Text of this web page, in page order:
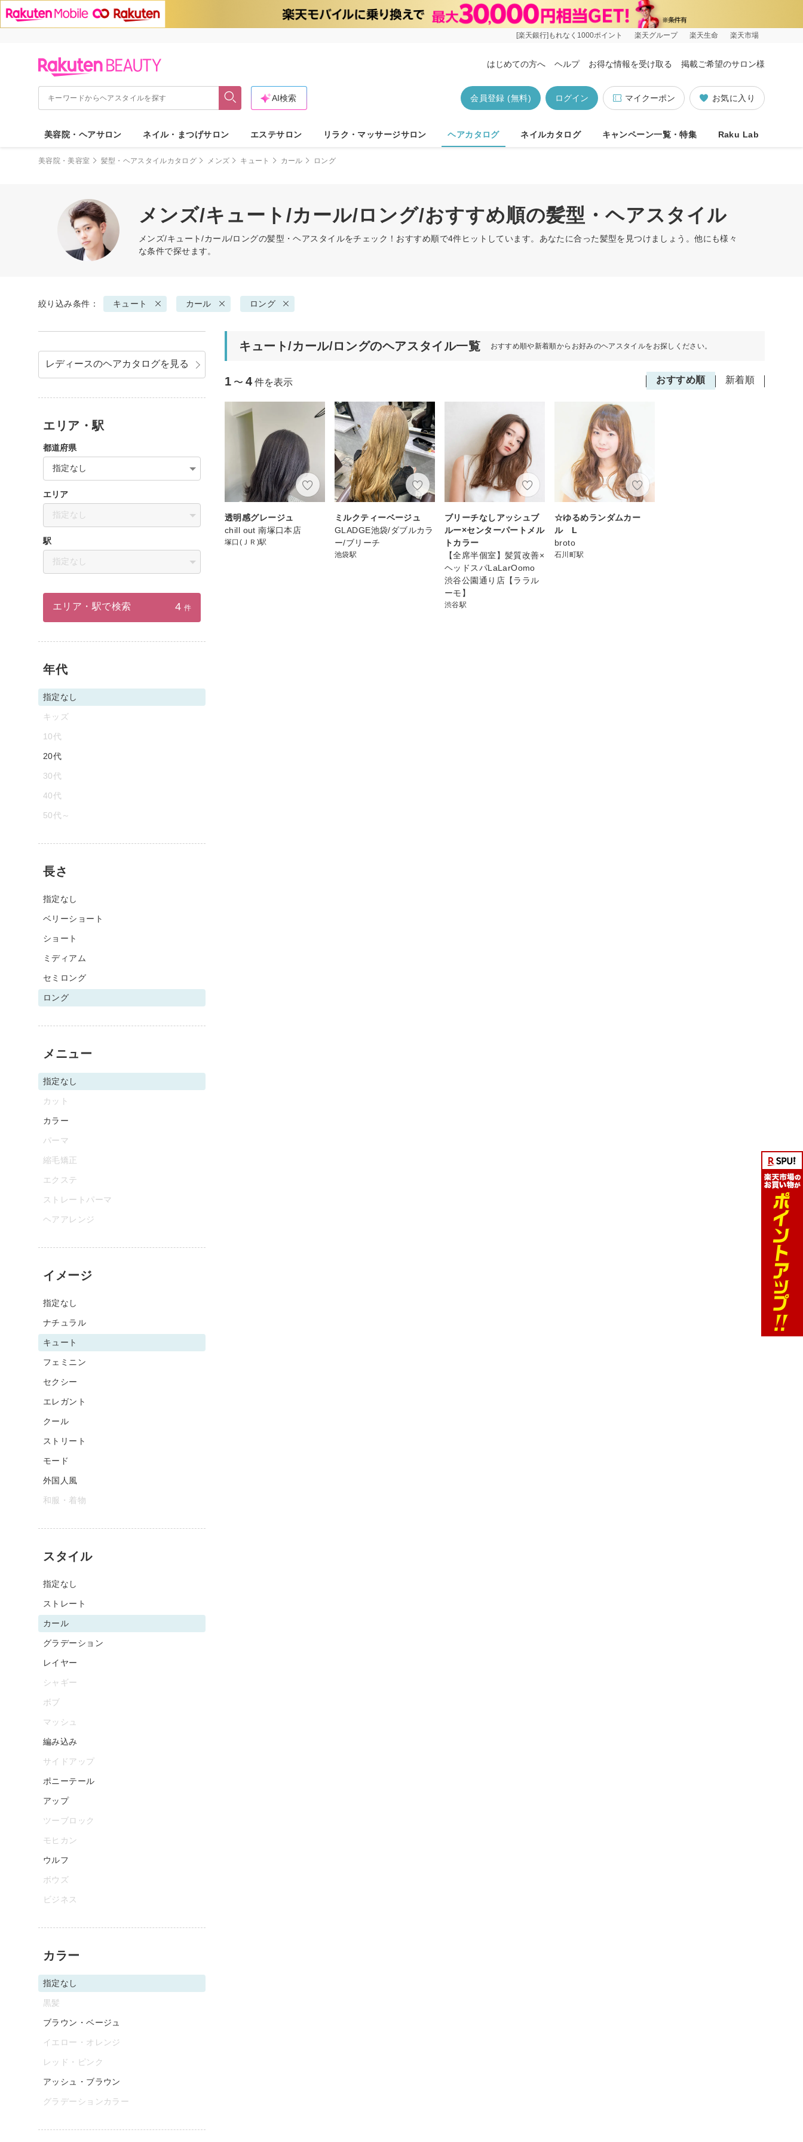
[楽天銀行]もれなく1000ポイント 楽天グループ 楽天生命 楽天市場
はじめての方へ ヘルプ お得な情報を受け取る 掲載ご希望のサロン様
お気に入り
マイクーポン
ログイン
会員登録 (無料)
AI検索
美容院・ヘアサロン ネイル・まつげサロン エステサロン リラク・マッサージサロン ヘアカタログ ネイルカタログ キャンペーン一覧・特集 Raku Lab
美容院・美容室 髪型・ヘアスタイルカタログ メンズ キュート カール ロング
メンズ/キュート/カール/ロング/おすすめ順の髪型・ヘアスタイル
メンズ/キュート/カール/ロングの髪型・ヘアスタイルをチェック！おすすめ順で4件ヒットしています。あなたに合った髪型を見つけましょう。他にも様々
な条件で探せます。
絞り込み条件： キュート カール ロング
キュート/カール/ロングのヘアスタイル一覧 おすすめ順や新着順からお好みのヘアスタイルをお探しください。
おすすめ順 新着順
1 〜 4 件を表示
透明感グレージュ
chill out 南塚口本店
塚口(ＪＲ)駅
ミルクティーベージュ
GLADGE池袋/ダブルカラ
ー/ブリーチ
池袋駅
ブリーチなしアッシュブ
ルー×センターパートメル
トカラー
【全席半個室】髪質改善×
ヘッドスパLaLarOomo
渋谷公園通り店【ララル
ーモ】
渋谷駅
☆ゆるめランダムカー
ル L
broto
石川町駅
レディースのヘアカタログを見る
エリア・駅
都道府県
指定なし
エリア
指定なし
駅
指定なし
エリア・駅で検索 4 件
年代
指定なし
キッズ
10代
20代
30代
40代
50代～
長さ
指定なし
ベリーショート
ショート
ミディアム
セミロング
ロング
メニュー
指定なし
カット
カラー
パーマ
縮毛矯正
エクステ
ストレートパーマ
ヘアアレンジ
イメージ
指定なし
ナチュラル
キュート
フェミニン
セクシー
エレガント
クール
ストリート
モード
外国人風
和服・着物
スタイル
指定なし
ストレート
カール
グラデーション
レイヤー
シャギー
ボブ
マッシュ
編み込み
サイドアップ
ポニーテール
アップ
ツーブロック
モヒカン
ウルフ
ボウズ
ビジネス
カラー
指定なし
黒髪
ブラウン・ベージュ
イエロー・オレンジ
レッド・ピンク
アッシュ・ブラウン
グラデーションカラー